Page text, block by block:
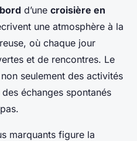
d’une croisière en
une atmosphère à la
où chaque jour
et de rencontres. Le
seulement des activités
échanges spontanés
marquants figure la